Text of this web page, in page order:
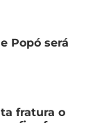
Popó será
fratura o